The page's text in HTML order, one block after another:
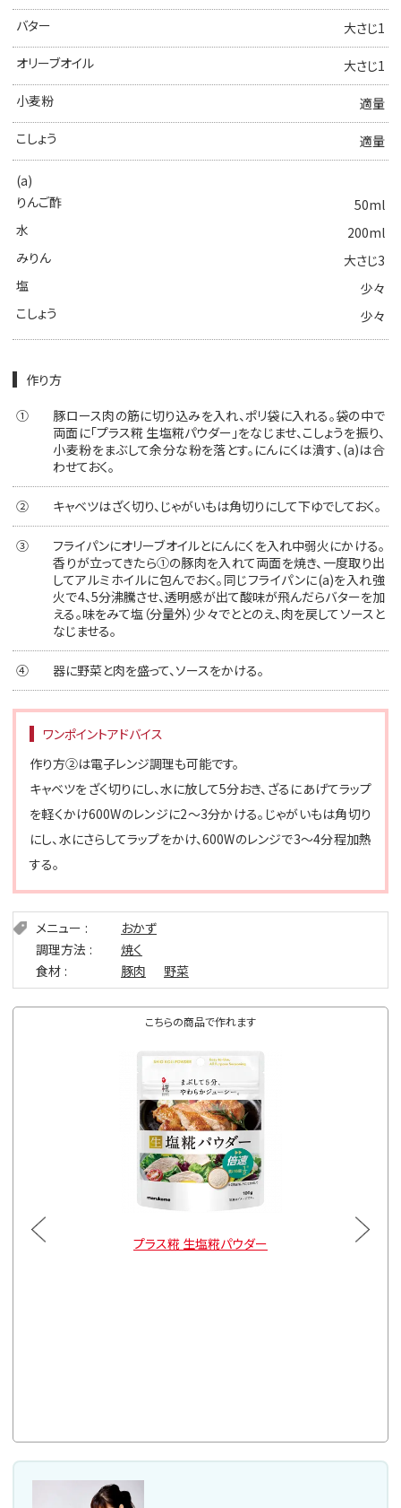
バター
大さじ1
オリーブオイル
大さじ1
小麦粉
適量
こしょう
適量
(a)
りんご酢
50ml
水
200ml
みりん
大さじ3
塩
少々
こしょう
少々
作り方
①
豚ロース肉の筋に切り込みを入れ、ポリ袋に入れる。袋の中で
両面に「プラス糀 生塩糀パウダー」をなじませ、こしょうを振り、
小麦粉をまぶして余分な粉を落とす。にんにくは潰す、(a)は合
わせておく。
② キャベツはざく切り、じゃがいもは角切りにして下ゆでしておく。
③
フライパンにオリーブオイルとにんにくを入れ中弱火にかける。
香りが立ってきたら①の豚肉を入れて両面を焼き、一度取り出
してアルミホイルに包んでおく。同じフライパンに(a)を入れ強
火で4、5分沸騰させ、透明感が出て酸味が飛んだらバターを加
える。味をみて塩（分量外）少々でととのえ、肉を戻してソースと
なじませる。
④ 器に野菜と肉を盛って、ソースをかける。
ワンポイントアドバイス
作り方②は電子レンジ調理も可能です。
キャベツをざく切りにし、水に放して5分おき、ざるにあげてラップ
を軽くかけ600Wのレンジに2～3分かける。じゃがいもは角切り
にし、水にさらしてラップをかけ、600Wのレンジで3～4分程加熱
する。
メニュー
おかず
調理方法
焼く
食材
豚肉 野菜
こちらの商品で作れます
プラス糀 生塩糀パウダー